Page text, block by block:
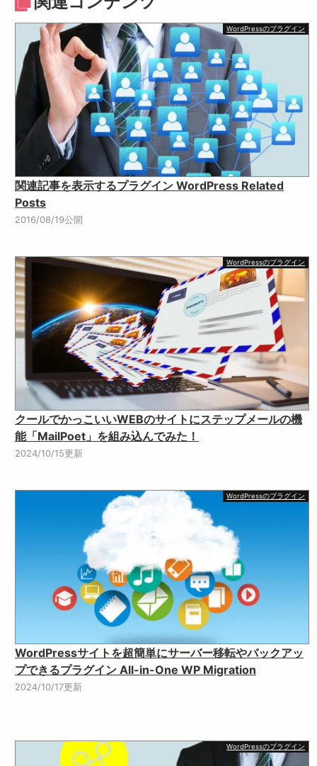
WordPressのプラグイン
関連記事を表示するプラグイン WordPress Related
Posts
2016/08/19公開
WordPressのプラグイン
クールでかっこいいWEBのサイトにステップメールの機
能「MailPoet」を組み込んでみた！
2024/10/15更新
WordPressのプラグイン
WordPressサイトを超簡単にサーバー移転やバックアッ
プできるプラグイン All-in-One WP Migration
2024/10/17更新
WordPressのプラグイン